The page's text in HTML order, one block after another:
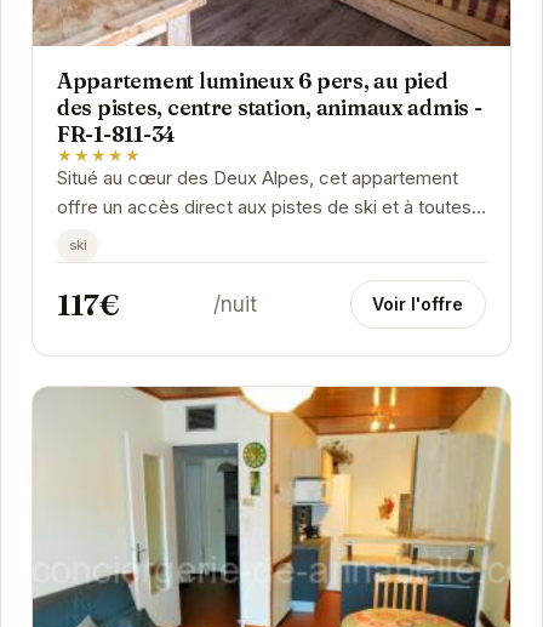
Appartement lumineux 6 pers, au pied
des pistes, centre station, animaux admis -
FR-1-811-34
★★★★★
Situé au cœur des Deux Alpes, cet appartement
offre un accès direct aux pistes de ski et à toutes
les commodités de la station. Spacieux et...
ski
117€ /nuit Voir l'offre